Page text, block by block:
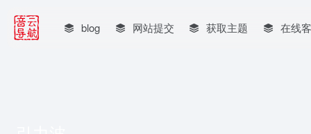
blog 网站提交 获取主题 在线